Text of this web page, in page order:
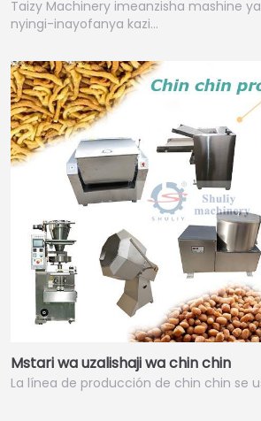
Taizy Machinery imeanzisha mashine
nyingi-inayofanya kazi…
Mstari wa uzalishaji wa chin chin
La línea de producción de chin chin se